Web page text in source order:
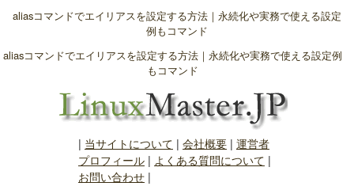
aliasコマンドでエイリアスを設定する方法｜永続化や実務で使える設定
例もコマンド
aliasコマンドでエイリアスを設定する方法｜永続化や実務で使える設定例
もコマンド
| 当サイトについて | 会社概要| 運営者
プロフィール| よくある質問について |
お問い合わせ|